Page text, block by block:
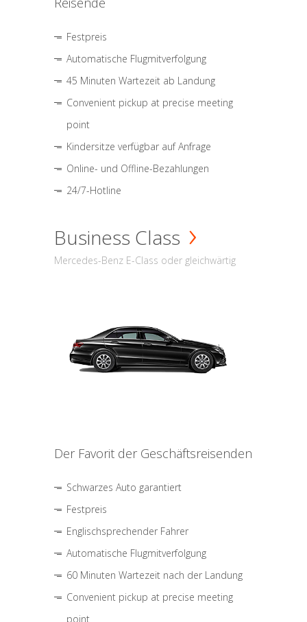
Festpreis
Automatische Flugmitverfolgung
45 Minuten Wartezeit ab Landung
Convenient pickup at precise meeting
point
Kindersitze verfügbar auf Anfrage
Online- und Offline-Bezahlungen
24/7-Hotline
Business Class
Mercedes-Benz E-Class oder gleichwärtig
Der Favorit der Geschäftsreisenden
Schwarzes Auto garantiert
Festpreis
Englischsprechender Fahrer
Automatische Flugmitverfolgung
60 Minuten Wartezeit nach der Landung
Convenient pickup at precise meeting
point